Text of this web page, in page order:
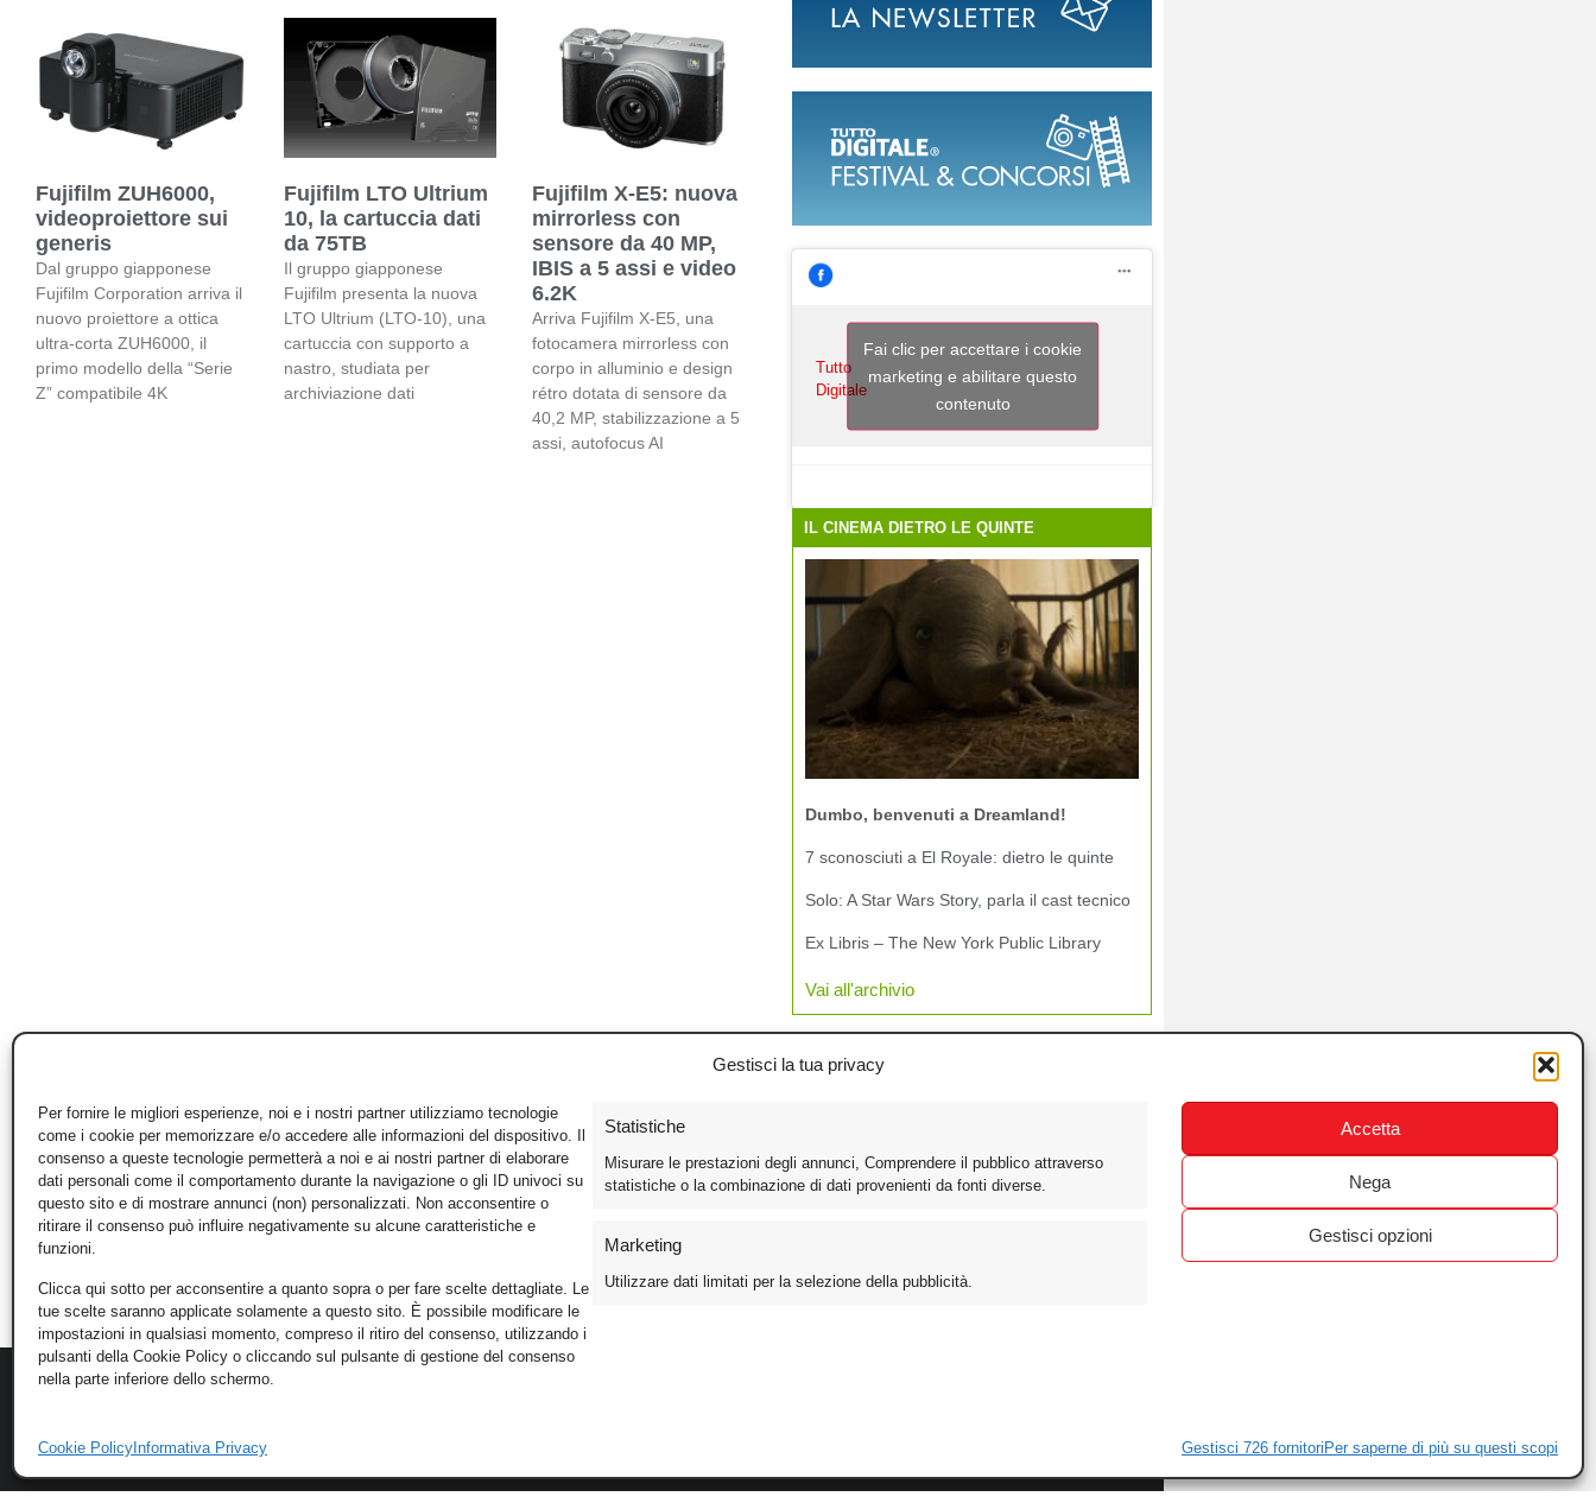
Gestisci la tua privacy
Per fornire le migliori esperienze, noi e i nostri partner utilizziamo tecnologie
come i cookie per memorizzare e/o accedere alle informazioni del dispositivo. Il
consenso a queste tecnologie permetterà a noi e ai nostri partner di elaborare
dati personali come il comportamento durante la navigazione o gli ID univoci su
questo sito e di mostrare annunci (non) personalizzati. Non acconsentire o
ritirare il consenso può influire negativamente su alcune caratteristiche e
funzioni.
Clicca qui sotto per acconsentire a quanto sopra o per fare scelte dettagliate. Le
tue scelte saranno applicate solamente a questo sito. È possibile modificare le
impostazioni in qualsiasi momento, compreso il ritiro del consenso, utilizzando i
pulsanti della Cookie Policy o cliccando sul pulsante di gestione del consenso
nella parte inferiore dello schermo.
Statistiche
Misurare le prestazioni degli annunci, Comprendere il pubblico attraverso
statistiche o la combinazione di dati provenienti da fonti diverse.
Marketing
Utilizzare dati limitati per la selezione della pubblicità.
Gestisci 726 fornitori Per saperne di più su questi scopi
Accetta
Nega
Gestisci opzioni
Cookie Policy Informativa Privacy
Fujifilm ZUH6000,
videoproiettore sui
generis
Dal gruppo giapponese
Fujifilm Corporation arriva il
nuovo proiettore a ottica
ultra-corta ZUH6000, il
primo modello della “Serie
Z” compatibile 4K
Fujifilm LTO Ultrium
10, la cartuccia dati
da 75TB
Il gruppo giapponese
Fujifilm presenta la nuova
LTO Ultrium (LTO-10), una
cartuccia con supporto a
nastro, studiata per
archiviazione dati
Fujifilm X-E5: nuova
mirrorless con
sensore da 40 MP,
IBIS a 5 assi e video
6.2K
Arriva Fujifilm X-E5, una
fotocamera mirrorless con
corpo in alluminio e design
rétro dotata di sensore da
40,2 MP, stabilizzazione a 5
assi, autofocus AI
Tutto
Digitale
Fai clic per accettare i cookie
marketing e abilitare questo
contenuto
IL CINEMA DIETRO LE QUINTE
Dumbo, benvenuti a Dreamland!
7 sconosciuti a El Royale: dietro le quinte
Solo: A Star Wars Story, parla il cast tecnico
Ex Libris – The New York Public Library
Vai all'archivio